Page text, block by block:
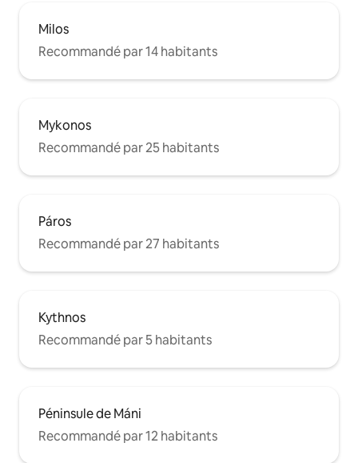
Milos
Recommandé par 14 habitants
Mykonos
Recommandé par 25 habitants
Páros
Recommandé par 27 habitants
Kythnos
Recommandé par 5 habitants
Péninsule de Máni
Recommandé par 12 habitants